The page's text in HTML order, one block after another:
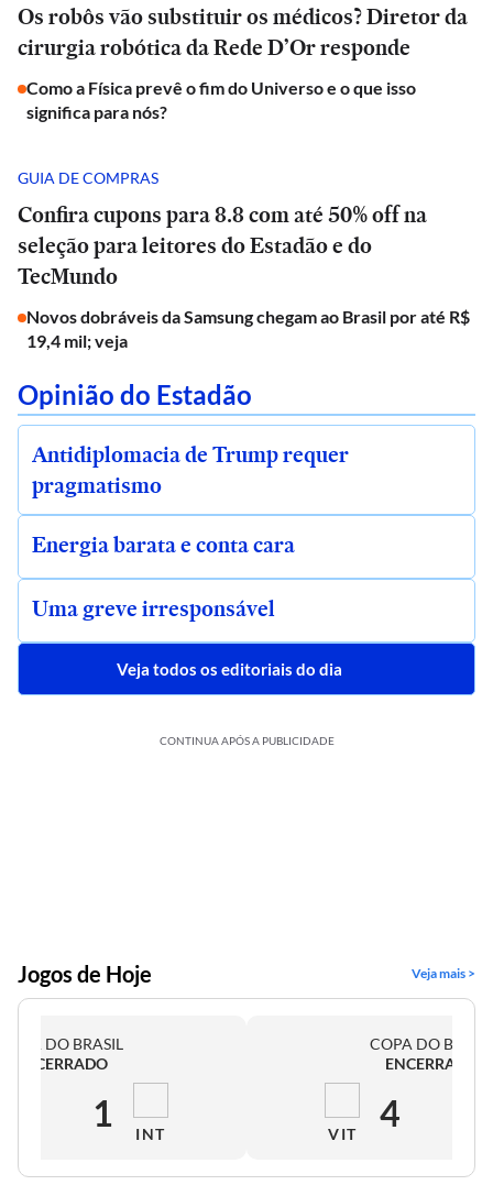
Os robôs vão substituir os médicos? Diretor da
cirurgia robótica da Rede D’Or responde
Como a Física prevê o fim do Universo e o que isso
significa para nós?
GUIA DE COMPRAS
Confira cupons para 8.8 com até 50% off na
seleção para leitores do Estadão e do
TecMundo
Novos dobráveis da Samsung chegam ao Brasil por até R$
19,4 mil; veja
Opinião do Estadão
Antidiplomacia de Trump requer
pragmatismo
Energia barata e conta cara
Uma greve irresponsável
Veja todos os editoriais do dia
CONTINUA APÓS A PUBLICIDADE
Jogos de Hoje Veja mais >
DO BRASIL
ENCERRADO
1 INT
COPA DO
ENCERRADO
VIT 4